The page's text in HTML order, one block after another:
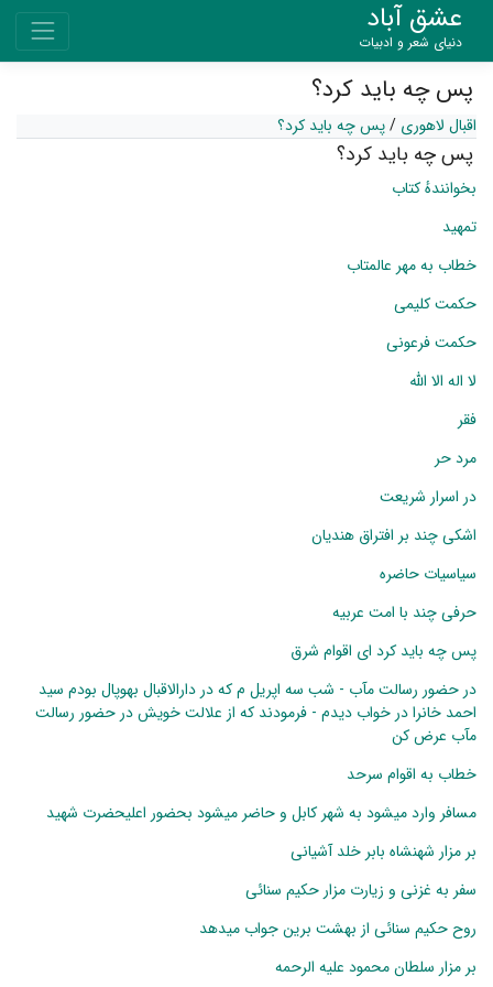
عشق آباد
دنیای شعر و ادبیات
پس چه باید کرد؟
اقبال لاهوری /پس چه باید کرد؟
پس چه باید کرد؟
بخوانندهٔ کتاب
تمهید
خطاب به مهر عالمتاب
حکمت کلیمی
حکمت فرعونی
لا اله الا الله
فقر
مرد حر
در اسرار شریعت
اشکی چند بر افتراق هندیان
سیاسیات حاضره
حرفی چند با امت عربیه
پس چه باید کرد ای اقوام شرق
در حضور رسالت مآب - شب سه اپریل م که در دارالاقبال بهوپال بودم سید
احمد خانرا در خواب دیدم - فرمودند که از علالت خویش در حضور رسالت
مآب عرض کن
خطاب به اقوام سرحد
مسافر وارد میشود به شهر کابل و حاضر میشود بحضور اعلیحضرت شهید
بر مزار شهنشاه بابر خلد آشیانی
سفر به غزنی و زیارت مزار حکیم سنائی
روح حکیم سنائی از بهشت برین جواب میدهد
بر مزار سلطان محمود علیه الرحمه